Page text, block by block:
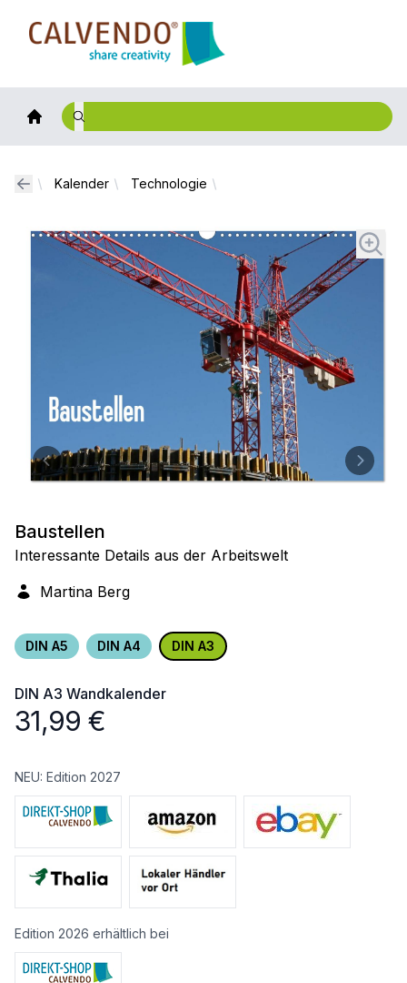
Calvendo
Kalender Technologie
Baustellen
Interessante Details aus der Arbeitswelt
Martina Berg
DIN A5 DIN A4 DIN A3
DIN A3 Wandkalender
31,99 €
NEU: Edition 2027
Edition 2026 erhältlich bei